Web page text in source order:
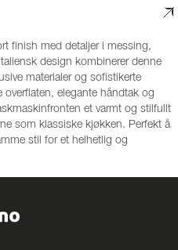
finish med detaljer i messing,
design kombinerer denne
materialer og sofistikerte
elegante håndtak og
et varmt og stilfullt
som klassiske kjøkken. Perfekt å
stil for et helhetlig og